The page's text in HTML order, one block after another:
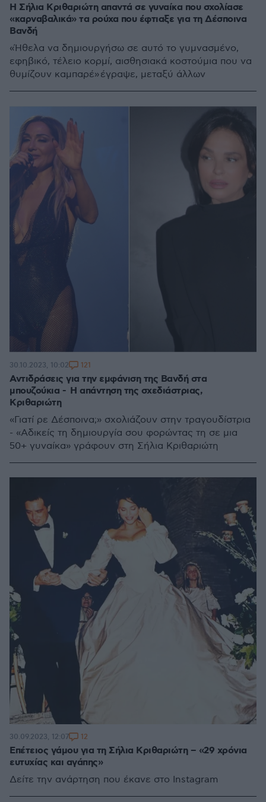
Η Σήλια Κριθαριώτη απαντά σε γυναίκα που σχολίασε
«καρναβαλικά» τα ρούχα που έφτιαξε για τη Δέσποινα
Βανδή
«Ήθελα να δημιουργήσω σε αυτό το γυμνασμένο,
εφηβικό, τέλειο κορμί, αισθησιακά κοστούμια που να
θυμίζουν καμπαρέ» έγραψε, μεταξύ άλλων
Αντιδράσεις για την εμφάνιση της Βανδή στα
μπουζούκια - Η απάντηση της σχεδιάστριας,
Κριθαριώτη
«Γιατί ρε Δέσποινα;» σχολιάζουν στην τραγουδίστρια
- «Αδικείς τη δημιουργία σου φορώντας τη σε μια
50+ γυναίκα» γράφουν στη Σήλια Κριθαριώτη
30.10.2023, 10:02 121
Επέτειος γάμου για τη Σήλια Κριθαριώτη – «29 χρόνια
ευτυχίας και αγάπης»
Δείτε την ανάρτηση που έκανε στο Instagram
30.09.2023, 12:07 12